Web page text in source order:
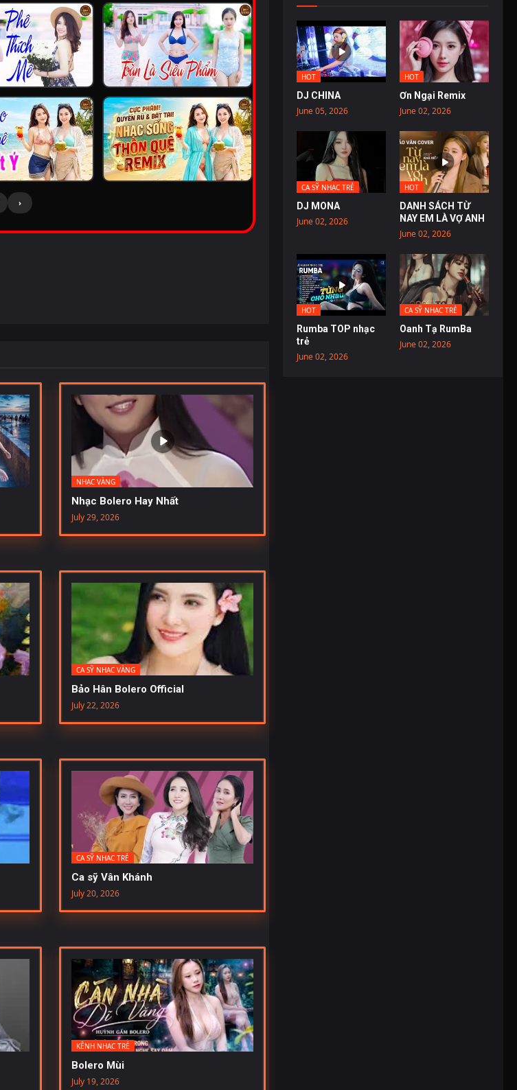
›
NHẠC VÀNG
Nhạc Bolero Hay Nhất
July 29, 2026
CA SỸ NHẠC VÀNG
Bảo Hân Bolero Official
July 22, 2026
CA SỸ NHẠC TRẺ
Ca sỹ Vân Khánh
July 20, 2026
KÊNH NHẠC TRẺ
Bolero Mùi
July 19, 2026
HOT
DJ CHINA
June 05, 2026
HOT
Ơn Ngại Remix
June 02, 2026
CA SỸ NHẠC TRẺ
DJ MONA
June 02, 2026
HOT
DANH SÁCH TỪ
NAY EM LÀ VỢ ANH
June 02, 2026
HOT
Rumba TOP nhạc
trẻ
June 02, 2026
CA SỸ NHẠC TRẺ
Oanh Tạ RumBa
June 02, 2026